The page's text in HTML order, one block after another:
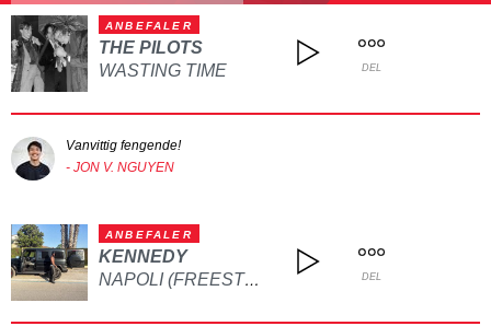
ANBEFALER
THE PILOTS
WASTING TIME
DEL
Vanvittig fengende!
- JON V. NGUYEN
ANBEFALER
KENNEDY
NAPOLI (FREESTYLE) DEL